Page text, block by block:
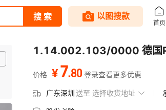
1.14.002.103/0000 德国
价格 ¥7.80 登录查看更多优惠
广东深圳送至 选择收货地址